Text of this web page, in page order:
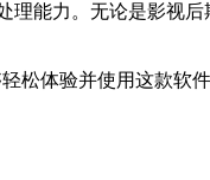
理能力。无论是影
验并使用这款软件的